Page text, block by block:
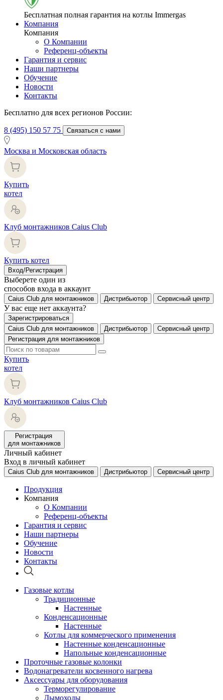
Бесплатная полная гарантия на котлы Immergas
Компания
Компания
О Компании
Референц-объекты
Гарантия и сервис
Наши партнеры
Обучение
Новости
Контакты
Бесплатно для всех регионов России:
8 (495) 150 57 75 Связаться с нами
Москва и Московская область
Купить
котел
Клуб монтажников Caius Club
Купить котел
Вход/Регистрация
Выберете один из
способов входа в аккаунт
Caius Club для монтажников Дистрибьютор Сервисный центр
У вас еще нет аккаунта?
Зарегистрироваться
Caius Club для монтажников
Дистрибьютор
Сервисный центр
Регистрация для монтажников
Купить
котел
Клуб монтажников Caius Club
Регистрация
для монтажников
Личный кабинет
Вход в личный кабинет
Caius Club для монтажников Дистрибьютор Сервисный центр
Продукция
Компания
О Компании
Референц-объекты
Гарантия и сервис
Наши партнеры
Обучение
Новости
Контакты
Газовые котлы
Традиционные
Настенные
Конденсационные
Настенные
Котлы для коммерческого применения
Настенные конденсационные
Напольные конденсационные
Проточные газовые колонки
Водонагреватели косвенного нагрева
Аксессуары для оборудования
Терморегулирование
Дымоходы